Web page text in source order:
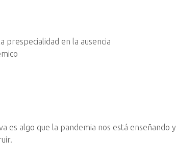
prespecialidad en la ausencia
es algo que la pandemia nos está enseñando y